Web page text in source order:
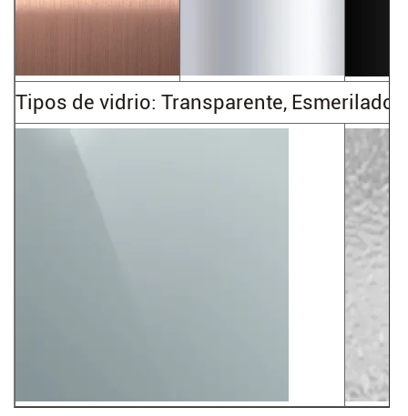
Tipos de vidrio: Transparente, Esmerilado